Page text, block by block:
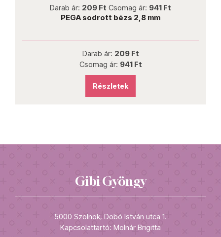
Darab ár: 209 Ft Csomag ár: 941 Ft
PEGA sodrott bézs 2,8 mm
Darab ár: 209 Ft
Csomag ár: 941 Ft
Részletek
Gibi Gyöngy
5000 Szolnok, Dobó István utca 1.
Kapcsolattartó: Molnár Brigitta